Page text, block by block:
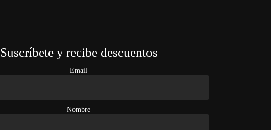
Suscríbete y recibe descuentos
Email
Nombre